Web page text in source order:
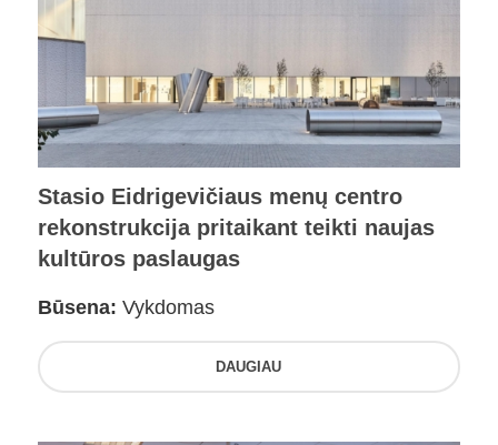
Stasio Eidrigevičiaus menų centro
rekonstrukcija pritaikant teikti naujas
kultūros paslaugas
Būsena: Vykdomas
DAUGIAU